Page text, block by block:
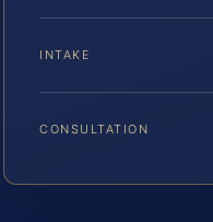
INTAKE
CONSULTATION